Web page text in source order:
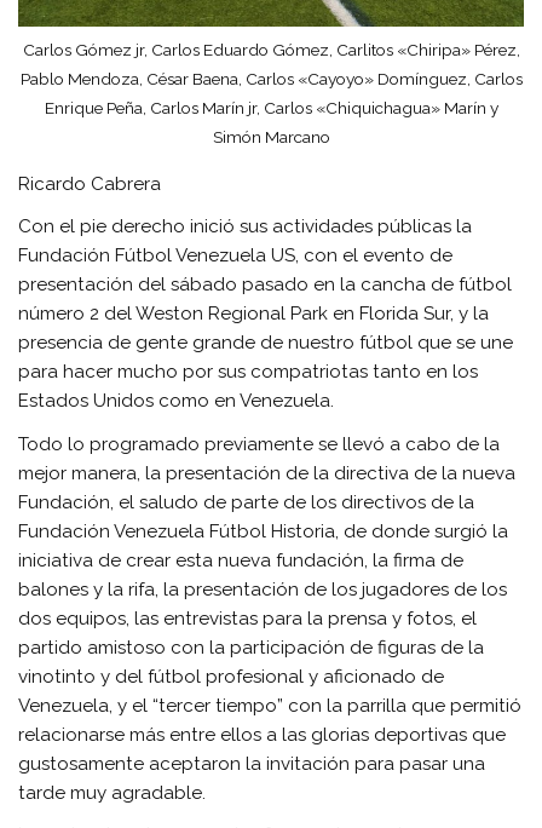
Carlos Gómez jr, Carlos Eduardo Gómez, Carlitos «Chiripa» Pérez,
Pablo Mendoza, César Baena, Carlos «Cayoyo» Domínguez, Carlos
Enrique Peña, Carlos Marín jr, Carlos «Chiquichagua» Marín y
Simón Marcano
Ricardo Cabrera
Con el pie derecho inició sus actividades públicas la
Fundación Fútbol Venezuela US, con el evento de
presentación del sábado pasado en la cancha de fútbol
número 2 del Weston Regional Park en Florida Sur, y la
presencia de gente grande de nuestro fútbol que se une
para hacer mucho por sus compatriotas tanto en los
Estados Unidos como en Venezuela.
Todo lo programado previamente se llevó a cabo de la
mejor manera, la presentación de la directiva de la nueva
Fundación, el saludo de parte de los directivos de la
Fundación Venezuela Fútbol Historia, de donde surgió la
iniciativa de crear esta nueva fundación, la firma de
balones y la rifa, la presentación de los jugadores de los
dos equipos, las entrevistas para la prensa y fotos, el
partido amistoso con la participación de figuras de la
vinotinto y del fútbol profesional y aficionado de
Venezuela, y el “tercer tiempo” con la parrilla que permitió
relacionarse más entre ellos a las glorias deportivas que
gustosamente aceptaron la invitación para pasar una
tarde muy agradable.